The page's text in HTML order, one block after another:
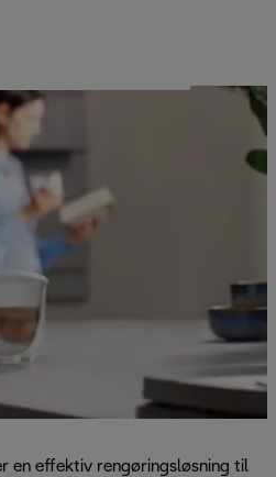
en effektiv rengøringsløsning til